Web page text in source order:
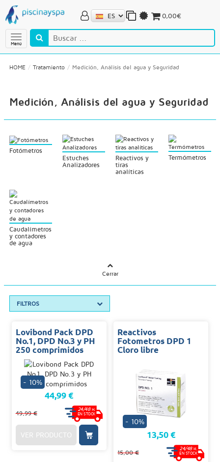
Menú
0,00€
HOME Tratamiento Medición, Análisis del agua y Seguridad
Medición, Análisis del agua y Seguridad
Fotómetros
Estuches
Analizadores
Reactivos y
tiras
analíticas
Termómetros
Caudalímetros
y contadores
de agua
Cerrar
FILTROS
Lovibond Pack DPD
No.1, DPD No.3 y PH
250 comprimidos
- 10%
44,99 €
49,99 €
24/48 H.
EN STOCK
VER PRODUCTO
Reactivos
Fotometros DPD 1
Cloro libre
- 10%
13,50 €
15,00 €
24/48H.
EN STOCK